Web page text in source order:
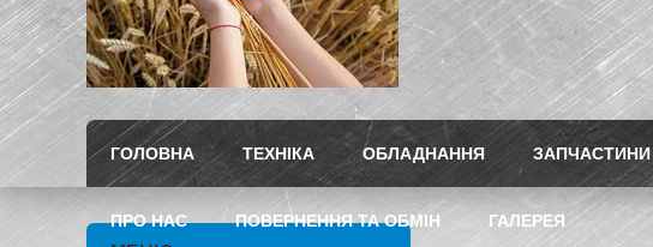
ГОЛОВНА ТЕХНІКА ОБЛАДНАННЯ ЗАПЧАСТИНИ
ПРО НАС ПОВЕРНЕННЯ ТА ОБМІН ГАЛЕРЕЯ